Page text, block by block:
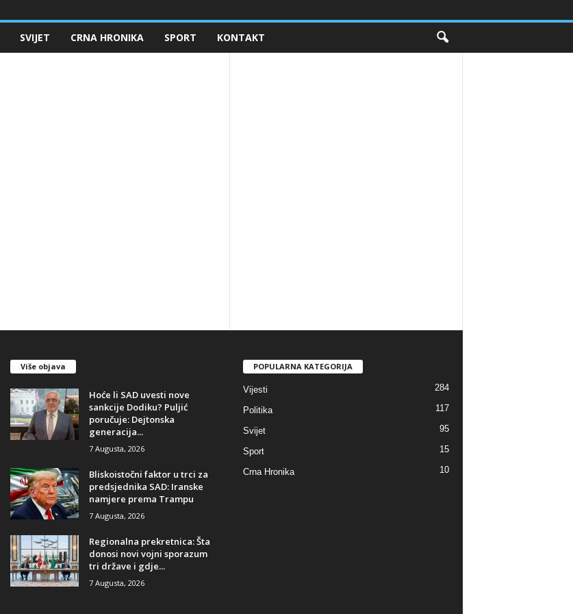
SVIJET CRNA HRONIKA SPORT KONTAKT
Više objava
​Hoće li SAD uvesti nove
sankcije Dodiku? Puljić
poručuje: Dejtonska
generacija...
7 Augusta, 2026
​Bliskoistočni faktor u trci za
predsjednika SAD: Iranske
namjere prema Trampu
7 Augusta, 2026
​Regionalna prekretnica: Šta
donosi novi vojni sporazum
tri države i gdje...
7 Augusta, 2026
POPULARNA KATEGORIJA
Vijesti 284
Politika 117
Svijet 95
Sport 15
Crna Hronika 10